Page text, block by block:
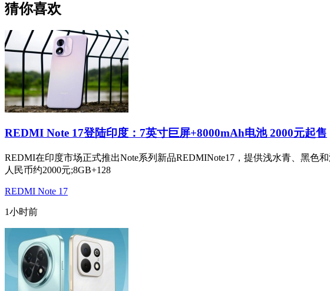
猜你喜欢
REDMI Note 17登陆印度：7英寸巨屏+8000mAh电池 2000元起售
REDMI在印度市场正式推出Note系列新品REDMINote17，提供浅水青、黑色
人民币约2000元;8GB+128
REDMI Note 17
1小时前